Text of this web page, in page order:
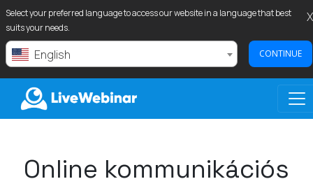
Select your preferred language to access our website in a language that best
suits your needs.
English CONTINUE
X
Online kommunikációs